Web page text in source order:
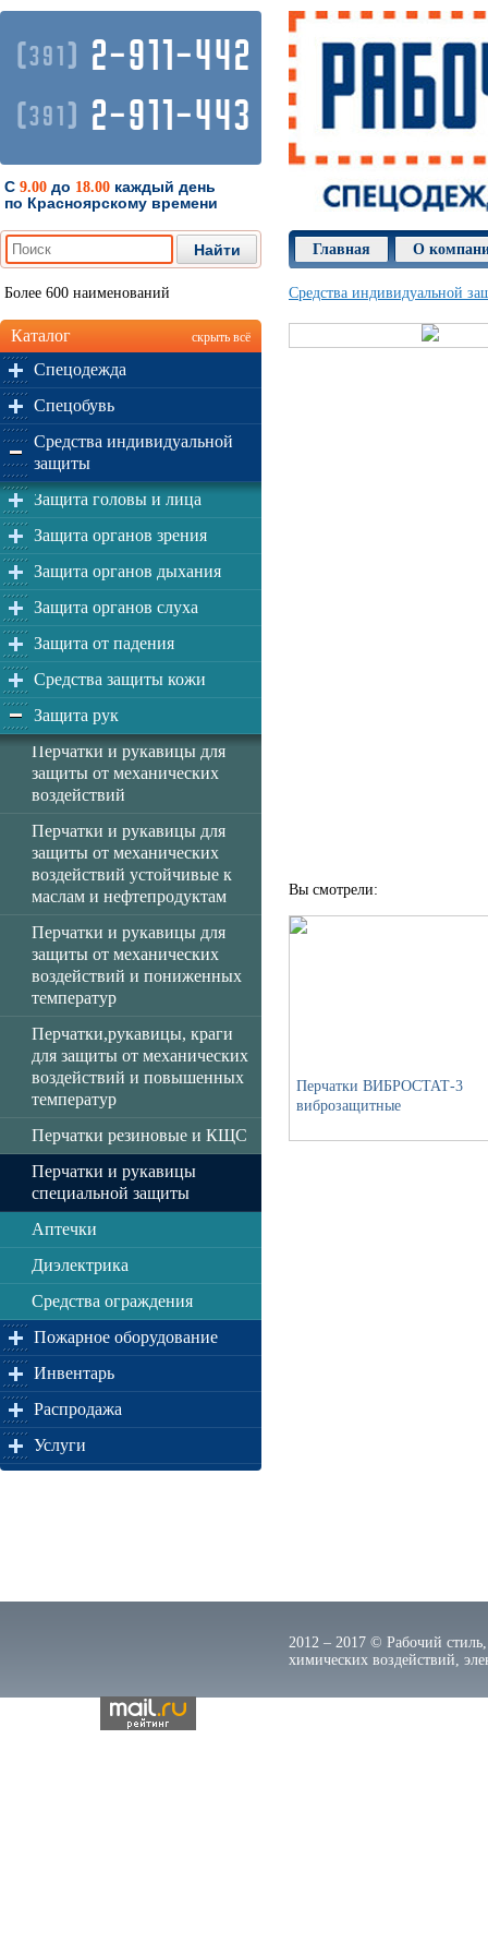
(391) 2-911-442
(391) 2-911-443
С 9.00 до 18.00 каждый день
по Красноярскому времени
Главная О
Более 600 наименований
Каталог скрыть всё
Спецодежда
Спецобувь
Средства индивидуальной
защиты
Защита головы и лица
Защита органов зрения
Защита органов дыхания
Защита органов слуха
Защита от падения
Средства защиты кожи
Защита рук
Перчатки и рукавицы для
защиты от механических
воздействий
Перчатки и рукавицы для
защиты от механических
воздействий устойчивые к
маслам и нефтепродуктам
Перчатки и рукавицы для
защиты от механических
воздействий и пониженных
температур
Перчатки,рукавицы, краги
для защиты от механических
воздействий и повышенных
температур
Перчатки резиновые и КЩС
Перчатки и рукавицы
специальной защиты
Аптечки
Диэлектрика
Средства ограждения
Пожарное оборудование
Инвентарь
Распродажа
Услуги
Средства индивидуальной
Вы смотрели:
Перчатки ВИБРОСТАТ-3
виброзащитные
2012 – 2017 © Рабочий
химических воздействий,